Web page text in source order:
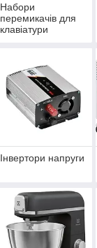
Набори
перемикачів для
клавіатури
Інвертори напруги